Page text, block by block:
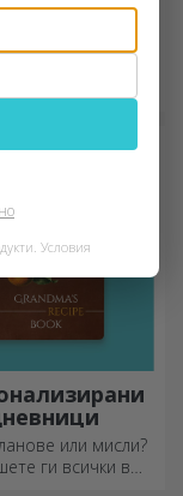
носите със себе
за да им
или мисли?
ги всички в
Условия